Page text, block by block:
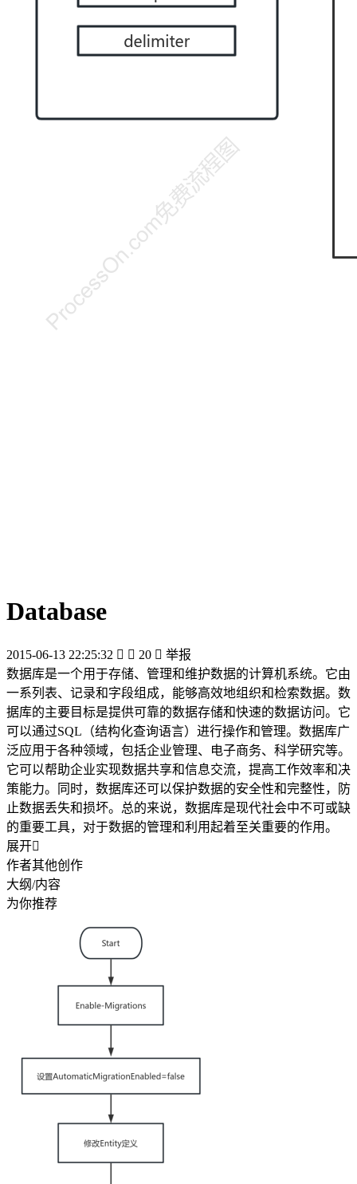
Database
2015-06-13 22:25:32   20  举报
数据库是一个用于存储、管理和维护数据的计算机系统。它由
一系列表、记录和字段组成，能够高效地组织和检索数据。数
据库的主要目标是提供可靠的数据存储和快速的数据访问。它
可以通过SQL（结构化查询语言）进行操作和管理。数据库广
泛应用于各种领域，包括企业管理、电子商务、科学研究等。
它可以帮助企业实现数据共享和信息交流，提高工作效率和决
策能力。同时，数据库还可以保护数据的安全性和完整性，防
止数据丢失和损坏。总的来说，数据库是现代社会中不可或缺
的重要工具，对于数据的管理和利用起着至关重要的作用。
展开
作者其他创作
大纲/内容
为你推荐